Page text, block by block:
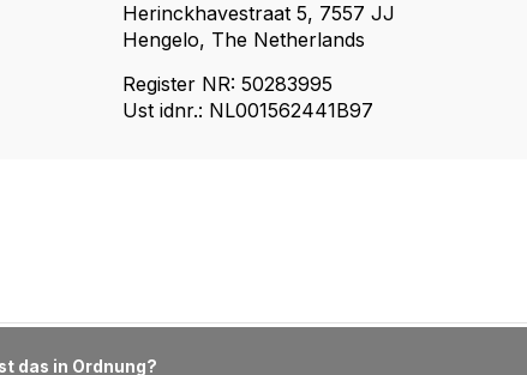
Herinckhavestraat 5, 7557 JJ
Hengelo, The Netherlands
Register NR: 50283995
Ust idnr.: NL001562441B97